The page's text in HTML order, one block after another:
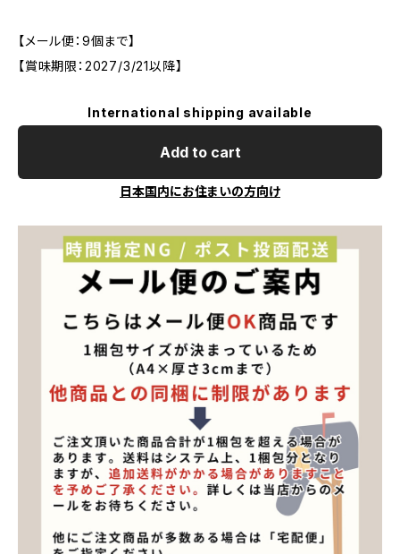
【メール便：9個まで】
【賞味期限：2027/3/21以降】
International shipping available
Add to cart
日本国内にお住まいの方向け